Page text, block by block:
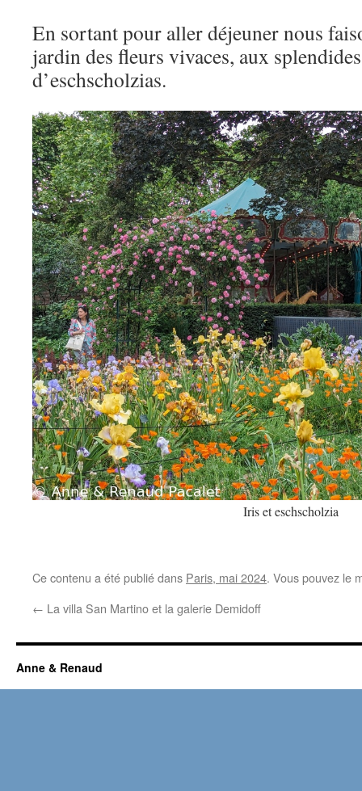
En sortant pour aller déjeuner nous
jardin des fleurs vivaces, aux
d’eschscholzias.
Iris et eschscholzia
Ce contenu a été publié dans Paris, mai 2024. Vous pouvez le
← La villa San Martino et la galerie Demidoff
Anne & Renaud